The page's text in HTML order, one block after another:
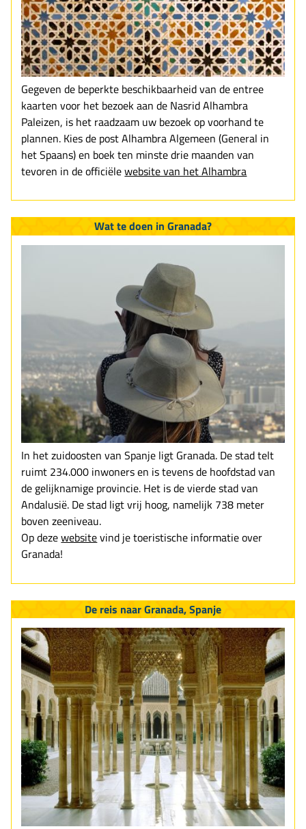
Gegeven de beperkte beschikbaarheid van de entree
kaarten voor het bezoek aan de Nasrid Alhambra
Paleizen, is het raadzaam uw bezoek op voorhand te
plannen. Kies de post Alhambra Algemeen (General in
het Spaans) en boek ten minste drie maanden van
tevoren in de officiëlewebsite van het Alhambra
Wat te doen in Granada?
In het zuidoosten van Spanje ligt Granada. De stad telt
ruimt 234.000 inwoners en is tevens de hoofdstad van
de gelijknamige provincie. Het is de vierde stad van
Andalusië. De stad ligt vrij hoog, namelijk 738 meter
boven zeeniveau.
Op dezewebsitevind je toeristische informatie over
Granada!
De reis naar Granada, Spanje